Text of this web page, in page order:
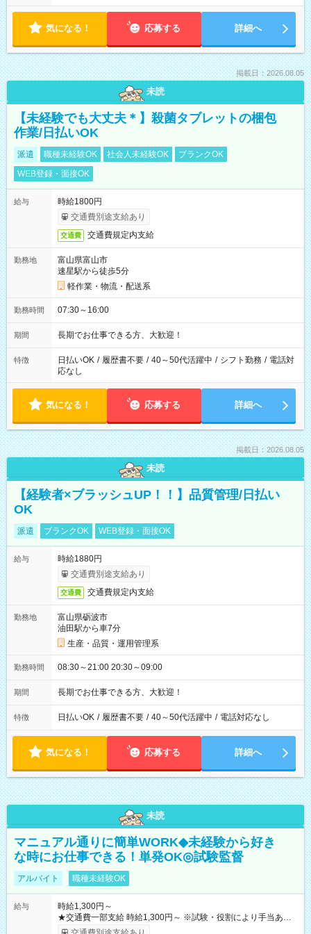
気になる！ 応募する 詳細へ
掲載日：2026.08.05
未読
【未経験でも大丈夫＊】殺菌タブレットの梱包
作業/日払いOK
派遣 職種未経験OK 社会人未経験OK
ブランクOK
WEB登録・面接OK
給与
時給1800円
交通費別途支給あり
交通費 交通費規定内支給
勤務地
富山県富山市
速星駅から徒歩5分
軽作業・物流・配送系
勤務時間 07:30～16:00
期間 長期でお仕事できる方、大歓迎！
特徴 日払いOK / 履歴書不要 / 40～50代活躍中 / シフト勤務 / 電話対
応なし
気になる！ 応募する 詳細へ
掲載日：2026.08.05
未読
【経験者×ブラッシュUP！！】品質管理/日払い
OK
派遣 ブランクOK WEB登録・面接OK
給与
時給1880円
交通費別途支給あり
交通費 交通費規定内支給
勤務地
富山県砺波市
油田駅から車7分
生産・品質・運用管理系
勤務時間 08:30～21:00 20:30～09:00
期間 長期でお仕事できる方、大歓迎！
特徴 日払いOK / 履歴書不要 / 40～50代活躍中 / 電話対応なし
気になる！ 応募する 詳細へ
未読
マニュアル通りに簡単WORK◆未経験から好き
な時にお仕事できる！単発OK◎試験監督
アルバイト 職種未経験OK
給与
時給1,300円～
★交通費一部支給 時給1,300円～ ※試験・役割により手当あり
※勤務回数により昇給あり 【即給（前払い）オプションあ